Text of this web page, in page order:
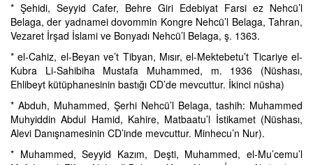
* Şehidi, Seyyid Cafer, Behre Giri Edebiyat Farsi ez Nehcü’l
Belaga, der yadnamei dovommin Kongre Nehcü’l Belaga, Tahran,
Vezaret İrşad İslami ve Bonyadı Nehcü’l Belaga, ş. 1363.
* el-Cahiz, el-Beyan ve’t Tibyan, Mısır, el-Mektebetu’t Ticariye el-
Kubra Li-Sahibiha Mustafa Muhammed, m. 1936 (Nüshası,
Ehlibeyt kütüphanesinin bastığı CD’de mevcuttur. İkinci nüsha)
* Abduh, Muhammed, Şerhi Nehcü’l Belaga, tashih: Muhammed
Muhyiddin Abdul Hamid, Kahire, Matbaatu’l İstikamet (Nüshası,
Alevi Danışnamesinin CD’inde mevcuttur. Minhecu’n Nur).
* Muhammed, Seyyid Kazım, Deşti, Muhammed, el-Mu’cemu’l